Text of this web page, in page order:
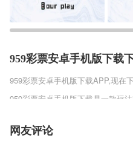
959彩票安卓手机版下载
959彩票安卓手机版下载APP,现在
959彩票安卓手机版下载是一款玩
拥有非常经典的三职业，分别是
三大职业是非常熟悉的，三大职业
技能效果都是不一样的。
网友评论